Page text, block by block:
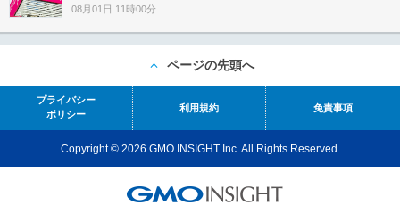
08月01日 11時00分
ページの先頭へ
プライバシー
ポリシー
利用規約 免責事項
Copyright © 2026 GMO INSIGHT Inc. All Rights Reserved.